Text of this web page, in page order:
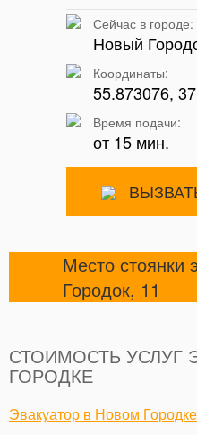
Сейчас в городе:
Новый
Координаты:
55.873076,
Время подачи:
от 15 мин.
Место стоянки
Городок, 11
СТОИМОСТЬ УСЛУГ
ГОРОДКЕ
Эвакуатор в Новом